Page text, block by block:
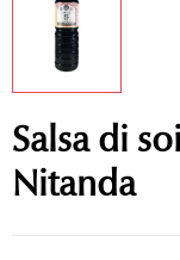
Salsa di
Nitanda